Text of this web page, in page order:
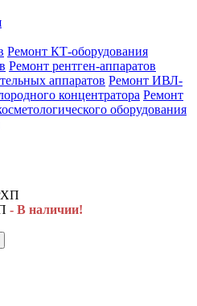
Ремонт КТ-оборудования
Ремонт рентген-аппаратов
аппаратов Ремонт ИВЛ-
концентратора Ремонт
оборудования
- В наличии!